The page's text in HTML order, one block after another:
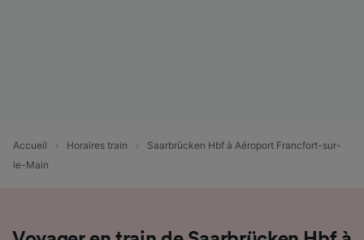
Accueil Horaires train
Saarbrücken Hbf à Aéroport Francfort-sur-
le-Main